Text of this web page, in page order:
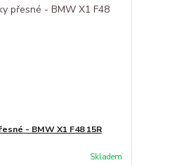
- BMW X1 F48 15R
Skladem